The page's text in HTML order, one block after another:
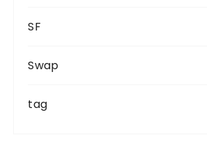
SF
Swap
tag